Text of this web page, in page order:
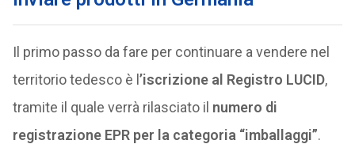
Il primo passo da fare per continuare a vendere nel
territorio tedesco è l ’iscrizione al Registro LUCID,
tramite il quale verrà rilasciato il numero di
registrazione EPR per la categoria “imballaggi”.